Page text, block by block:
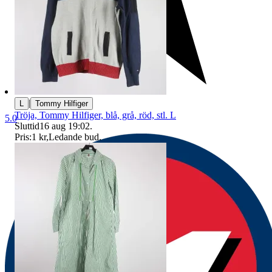
5.0
| Tommy Hilfiger
Tröja, Tommy Hilfiger, blå, grå, röd, stl. L
Sluttid16 aug 19:02.
Pris:1 kr,Ledande bud.